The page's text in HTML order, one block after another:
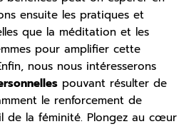
ensuite les pratiques et
que la méditation et les
pour amplifier cette
nous nous intéresserons
pouvant résulter de
le renforcement de
de la féminité. Plongez au cœur